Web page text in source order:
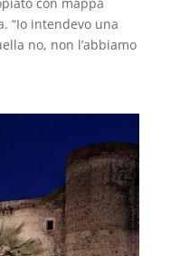
“Io intendevo una
no, non l’abbiamo